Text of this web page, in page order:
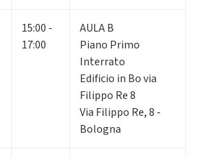
15:00 -
17:00
AULA B
Piano Primo
Interrato
Edificio in Bo via
Filippo Re 8
Via Filippo Re, 8 -
Bologna